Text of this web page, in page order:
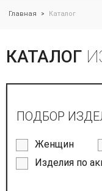
Главная > Каталог
КАТАЛОГ
ПОДБОР
Женщин
Изделия по